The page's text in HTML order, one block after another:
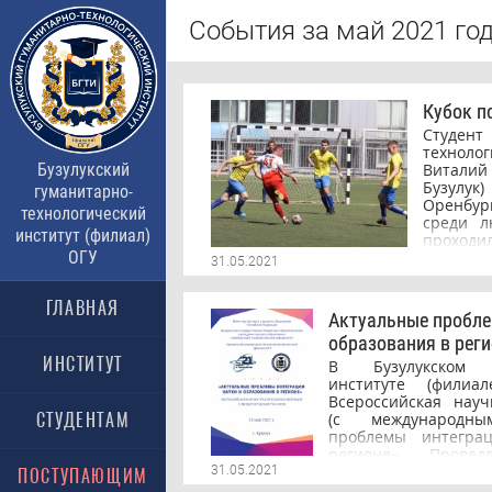
Бузулукский
гуманитарно-
технологический
институт (филиал)
ОГУ
ГЛАВНАЯ
ИНСТИТУТ
СТУДЕНТАМ
ПОСТУПАЮЩИМ
События за май 2021
Кубок
среди
из
заняла
команду
от
меня
31.05.2021
Актуальные
образования в
В Бузулукском
институте
Всероссийская
(с
проблемы
регионе».
31.05.2021